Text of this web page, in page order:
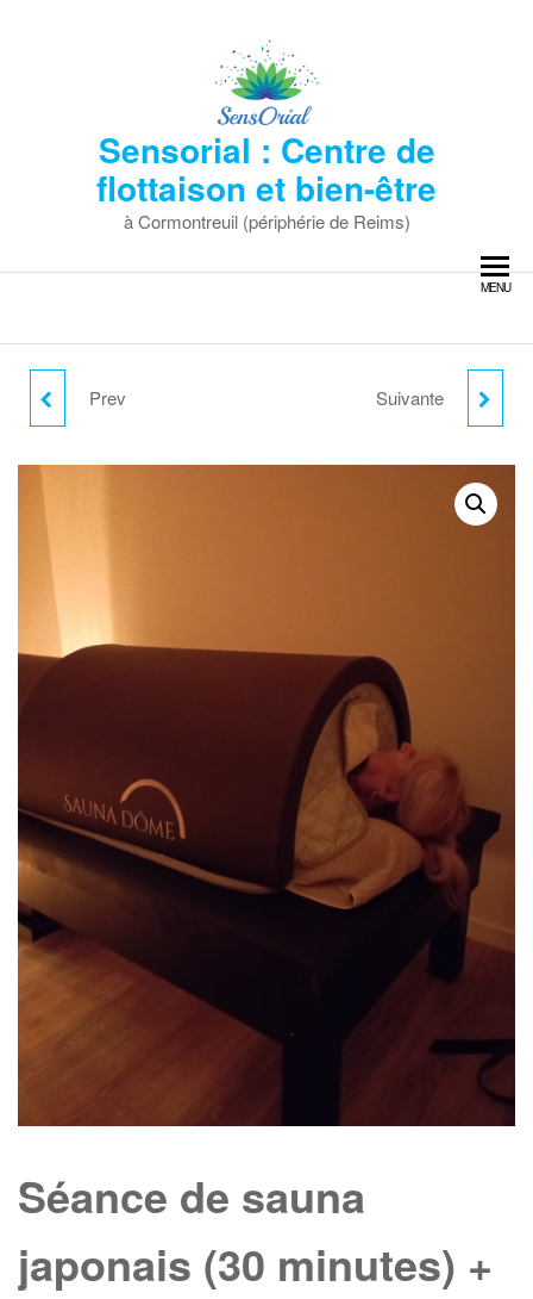
Sensorial : Centre de
flottaison et bien-être
à Cormontreuil (périphérie de Reims)
MENU
SÉANCE DE SAUNA
Prev SÉANCE DE SAUNA
MINUTES) + MODELAGE
Suivante
Séance de sauna
japonais (30 minutes) +